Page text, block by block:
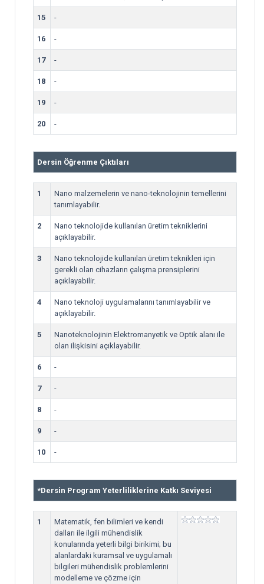
15 -
16 -
17 -
18 -
19 -
20 -
Dersin Öğrenme Çıktıları
1
Nano malzemelerin ve nano-teknolojinin temellerini
tanımlayabilir.
2
Nano teknolojide kullanılan üretim tekniklerini
açıklayabilir.
3
Nano teknolojide kullanılan üretim teknikleri için
gerekli olan cihazların çalışma prensiplerini
açıklayabilir.
4
Nano teknoloji uygulamalarını tanımlayabilir ve
açıklayabilir.
5
Nanoteknolojinin Elektromanyetik ve Optik alanı ile
olan ilişkisini açıklayabilir.
6 -
7 -
8 -
9 -
10 -
*Dersin Program Yeterliliklerine Katkı Seviyesi
1
Matematik, fen bilimleri ve kendi
dalları ile ilgili mühendislik
konularında yeterli bilgi birikimi; bu
alanlardaki kuramsal ve uygulamalı
bilgileri mühendislik problemlerini
modelleme ve çözme için